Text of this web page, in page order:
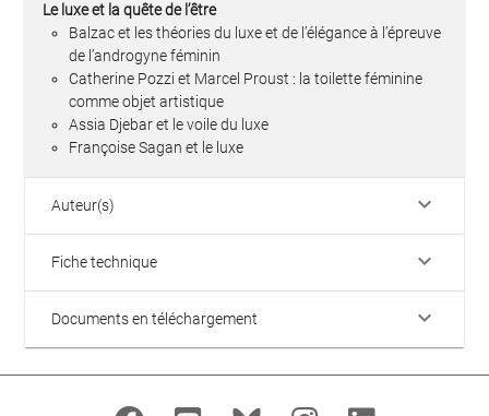
Le luxe et la quête de l’être
Balzac et les théories du luxe et de l’élégance à l’épreuve
de l’androgyne féminin
Catherine Pozzi et Marcel Proust : la toilette féminine
comme objet artistique
Assia Djebar et le voile du luxe
Françoise Sagan et le luxe
Auteur(s) keyboard_arrow_down
Fiche technique keyboard_arrow_down
Documents en téléchargement keyboard_arrow_down